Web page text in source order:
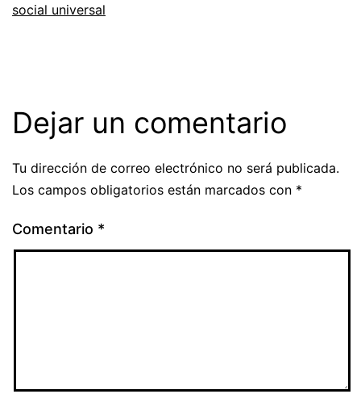
social universal
Dejar un comentario
Tu dirección de correo electrónico no será publicada.
Los campos obligatorios están marcados con *
Comentario *